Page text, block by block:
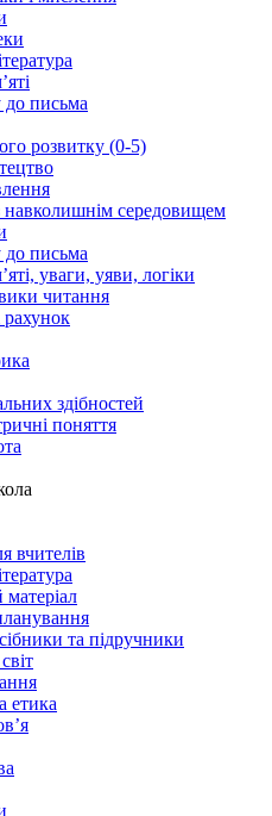
до письма
розвитку (0-5)
навколишнім середовищем
до письма
уваги, уяви, логіки
читання
здібностей
поняття
вчителів
та підручники
етика